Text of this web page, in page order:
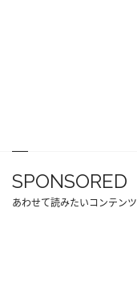
SPONSORED
あわせて読みたいコンテンツ